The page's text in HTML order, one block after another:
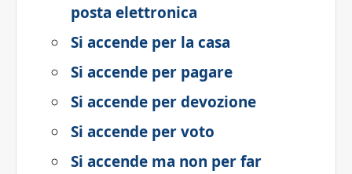
posta elettronica
Si accende per la casa
Si accende per pagare
Si accende per devozione
Si accende per voto
Si accende ma non per far